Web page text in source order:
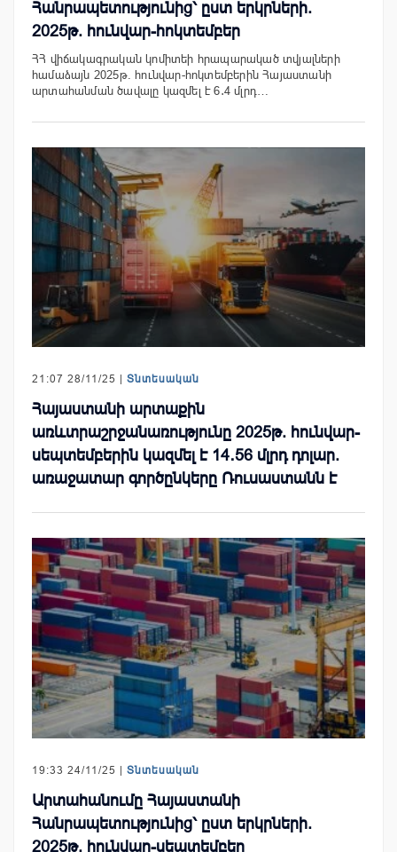
Հանրապետությունից՝ ըստ երկրների.
2025թ. հունվար-հոկտեմբեր
ՀՀ վիճակագրական կոմիտեի հրապարակած տվյալների
համաձայն 2025թ. հունվար-հոկտեմբերին Հայաստանի
արտահանման ծավալը կազմել է 6․4 մլրդ…
21:07 28/11/25 | Տնտեսական
Հայաստանի արտաքին
առևտրաշրջանառությունը 2025թ. հունվար-
սեպտեմբերին կազմել է 14․56 մլրդ դոլար.
առաջատար գործընկերը Ռուսաստանն է
19:33 24/11/25 | Տնտեսական
Արտահանումը Հայաստանի
Հանրապետությունից՝ ըստ երկրների.
2025թ. հունվար-սեպտեմբեր